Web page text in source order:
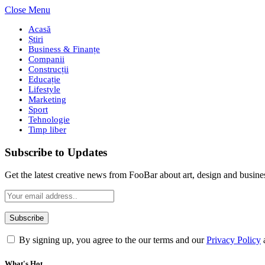
Close Menu
Acasă
Știri
Business & Finanțe
Companii
Construcții
Educație
Lifestyle
Marketing
Sport
Tehnologie
Timp liber
Subscribe to Updates
Get the latest creative news from FooBar about art, design and
By signing up, you agree to the our terms and ourPrivacy Policy